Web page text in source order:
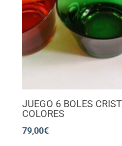
JUEGO 6 BOLES
COLORES
79,00€